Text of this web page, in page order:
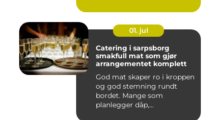
01. jul
Catering i sarpsborg
smakfull mat som gjør
arrangementet komplett
God mat skaper ro i kroppen
og god stemning rundt
bordet. Mange som
planlegger dåp,